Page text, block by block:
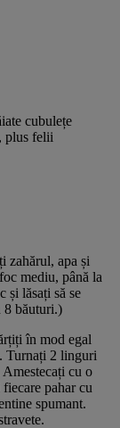
cubulețe
plus felii
zahărul, apa și
mediu, până la
și lăsați să se
8 băuturi.)
în mod egal
Turnați 2 linguri
cu o
pahar cu
spumant.